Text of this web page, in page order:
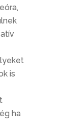
is
ha